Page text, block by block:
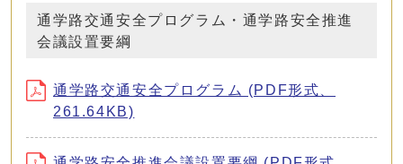
通学路交通安全プログラム・通学路安全推進
会議設置要綱
通学路交通安全プログラム (PDF形式、
261.64KB)